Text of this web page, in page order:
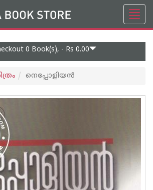
0 Book(s), - Rs 0.00
നെപ്പോളിയന്‍